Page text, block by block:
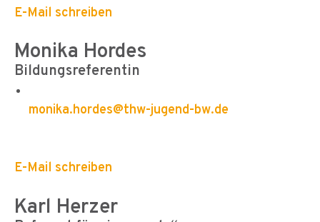
E-Mail schreiben
Monika Hordes
Bildungsreferentin
monika.hordes@thw-jugend-bw.de
E-Mail schreiben
Karl Herzer